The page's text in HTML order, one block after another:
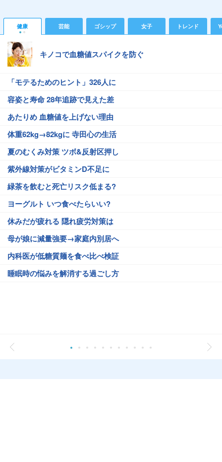
健康 芸能 ゴシップ 女子 トレンド
キノコで血糖値スパイクを防ぐ
「モテるためのヒント」326人に
容姿と寿命 28年追跡で見えた差
あたりめ 血糖値を上げない理由
体重62kg→82kgに 寺田心の生活
夏のむくみ対策 ツボ&反射区押し
紫外線対策がビタミンD不足に
緑茶を飲むと死亡リスク低まる?
ヨーグルト いつ食べたらいい?
休みだが疲れる 隠れ疲労対策は
母が娘に減量強要→家庭内別居へ
内科医が低糖質麺を食べ比べ検証
睡眠時の悩みを解消する過ごし方